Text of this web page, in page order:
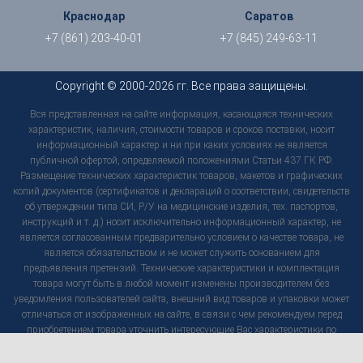
Краснодар
+7 (861) 203-40-01
Саратов
+7 (845) 249-63-11
Copyright © 2000-2026 гг. Все права защищены.
Вся представленная на сайте информация, касающаяся технических
характеристик, наличия, стоимости товаров и сроков поставки, носит
информационный характер и ни при каких условиях не является
публичной офертой, определяемой положениями Статьи 437 ГК РФ.
Размещение технических характеристик товаров, макетов и графических
копий документов (сертификатов и деклараций о соответствии, свидетельств
об утверждении типа СИ, Р/У на медицинские изделия, тех. паспортов,
инструкций и т. д.) носит исключительно информационный характер, не
является согласованным предварительно условием о качестве товара, не
является обязательством и не может служить основанием для
предъявления претензий. Технические характеристики и комплектация
товара могут быть в любой момент изменены производителем без
уведомления пользователей сайта, внешний вид товаров и упаковки может
отличаться от изображенных на сайте, в связи с чем рекомендуем перед
приобретением товара уточнить интересующие Вас характеристики по